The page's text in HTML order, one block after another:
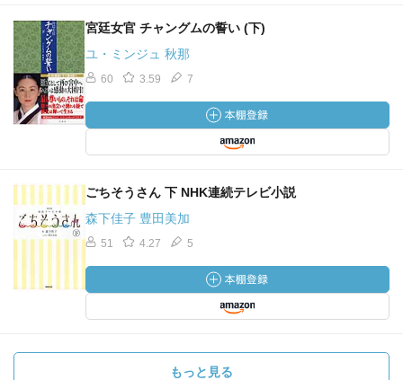
宮廷女官 チャングムの誓い (下)
ユ・ミンジュ 秋那
60 3.59 7
ごちそうさん 下 NHK連続テレビ小説
森下佳子 豊田美加
51 4.27 5
もっと見る